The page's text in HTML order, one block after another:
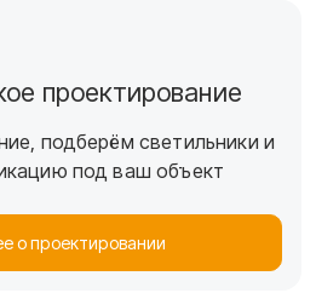
эвакуационные решения
проектирование
подберём светильники и
под ваш объект
о проектировании
по параметрам